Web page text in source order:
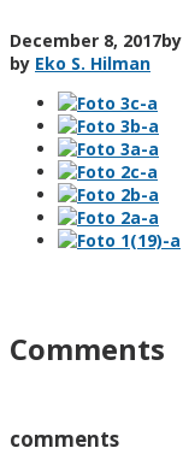
December 8, 2017by
by Eko S. Hilman
Comments
comments